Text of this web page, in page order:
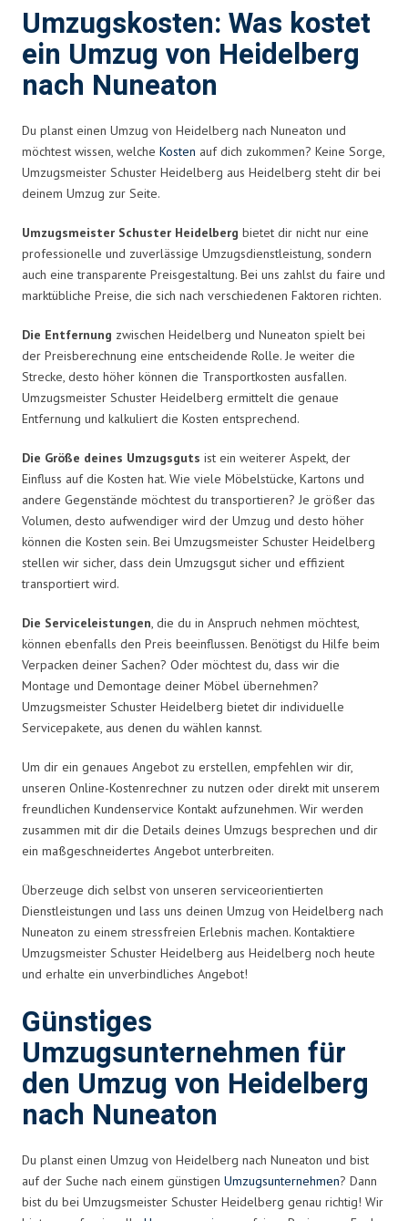
Umzugskosten: Was kostet
ein Umzug von Heidelberg
nach Nuneaton
Du planst einen Umzug von Heidelberg nach Nuneaton und
möchtest wissen, welche Kosten auf dich zukommen? Keine Sorge,
Umzugsmeister Schuster Heidelberg aus Heidelberg steht dir bei
deinem Umzug zur Seite.
Umzugsmeister Schuster Heidelberg bietet dir nicht nur eine
professionelle und zuverlässige Umzugsdienstleistung, sondern
auch eine transparente Preisgestaltung. Bei uns zahlst du faire und
marktübliche Preise, die sich nach verschiedenen Faktoren richten.
Die Entfernung zwischen Heidelberg und Nuneaton spielt bei
der Preisberechnung eine entscheidende Rolle. Je weiter die
Strecke, desto höher können die Transportkosten ausfallen.
Umzugsmeister Schuster Heidelberg ermittelt die genaue
Entfernung und kalkuliert die Kosten entsprechend.
Die Größe deines Umzugsguts ist ein weiterer Aspekt, der
Einfluss auf die Kosten hat. Wie viele Möbelstücke, Kartons und
andere Gegenstände möchtest du transportieren? Je größer das
Volumen, desto aufwendiger wird der Umzug und desto höher
können die Kosten sein. Bei Umzugsmeister Schuster Heidelberg
stellen wir sicher, dass dein Umzugsgut sicher und effizient
transportiert wird.
Die Serviceleistungen, die du in Anspruch nehmen möchtest,
können ebenfalls den Preis beeinflussen. Benötigst du Hilfe beim
Verpacken deiner Sachen? Oder möchtest du, dass wir die
Montage und Demontage deiner Möbel übernehmen?
Umzugsmeister Schuster Heidelberg bietet dir individuelle
Servicepakete, aus denen du wählen kannst.
Um dir ein genaues Angebot zu erstellen, empfehlen wir dir,
unseren Online-Kostenrechner zu nutzen oder direkt mit unserem
freundlichen Kundenservice Kontakt aufzunehmen. Wir werden
zusammen mit dir die Details deines Umzugs besprechen und dir
ein maßgeschneidertes Angebot unterbreiten.
Überzeuge dich selbst von unseren serviceorientierten
Dienstleistungen und lass uns deinen Umzug von Heidelberg nach
Nuneaton zu einem stressfreien Erlebnis machen. Kontaktiere
Umzugsmeister Schuster Heidelberg aus Heidelberg noch heute
und erhalte ein unverbindliches Angebot!
Günstiges
Umzugsunternehmen für
den Umzug von Heidelberg
nach Nuneaton
Du planst einen Umzug von Heidelberg nach Nuneaton und bist
auf der Suche nach einem günstigen Umzugsunternehmen? Dann
bist du bei Umzugsmeister Schuster Heidelberg genau richtig! Wir